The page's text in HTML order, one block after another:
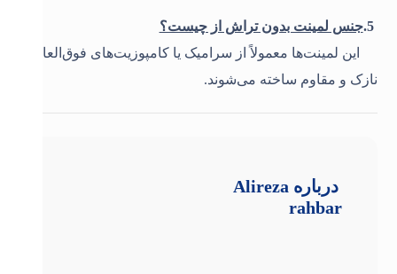
5.
جنس لمینت بدون تراش از چیست؟
این لمینت‌ها معمولاً از سرامیک یا کامپوزیت‌های فوق‌العاده
نازک و مقاوم ساخته می‌شوند.
درباره Alireza
rahbar